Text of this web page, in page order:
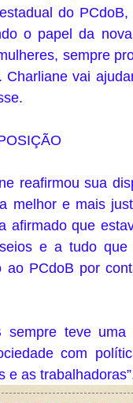
do
o papel da
sempre
Charliane vai
reafirmou sua
melhor e mais
afirmado que
e a tudo
ao PCdoB por
sempre teve
com
e as